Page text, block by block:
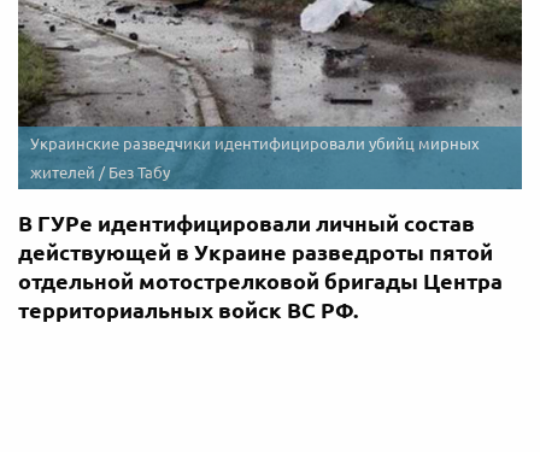
Украинские разведчики идентифицировали убийц мирных
жителей / Без Табу
В ГУРе идентифицировали личный состав
действующей в Украине разведроты пятой
отдельной мотострелковой бригады Центра
территориальных войск ВС РФ.